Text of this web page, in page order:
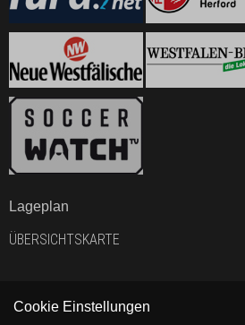
Cookie Einstellungen
Lageplan
ÜBERSICHTSKARTE